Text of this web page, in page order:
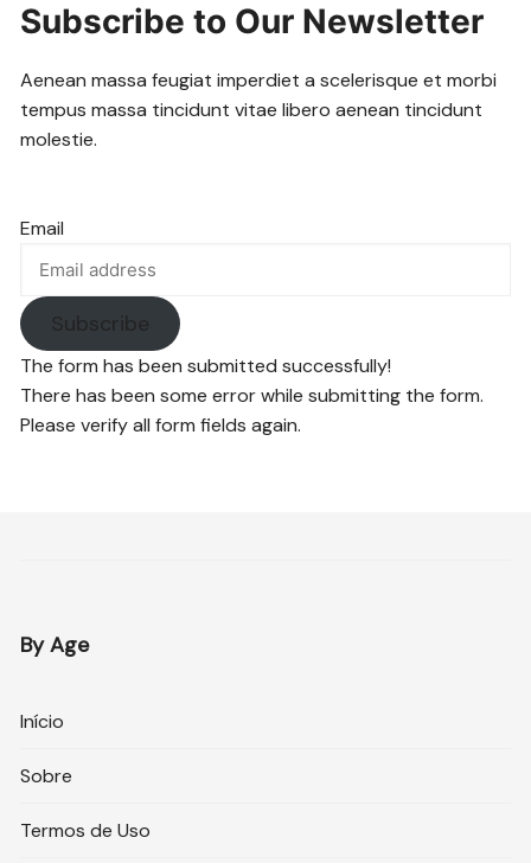
Subscribe to Our Newsletter
Aenean massa feugiat imperdiet a scelerisque et morbi
tempus massa tincidunt vitae libero aenean tincidunt
molestie.
Email
Subscribe
The form has been submitted successfully!
There has been some error while submitting the form.
Please verify all form fields again.
By Age
Início
Sobre
Termos de Uso